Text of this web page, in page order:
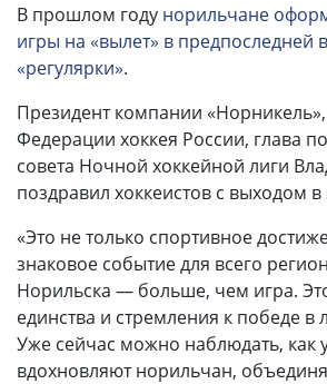
В прошлом году норильчане
игры на «вылет» в предпоследней
«регулярки».
Президент компании
Федерации хоккея России, глава
совета Ночной хоккейной лиги
поздравил хоккеистов с выходом
«Это не только спортивное
знаковое событие для всего
Норильска — больше, чем игра.
единства и стремления к победе в
Уже сейчас можно наблюдать, как
вдохновляют норильчан,